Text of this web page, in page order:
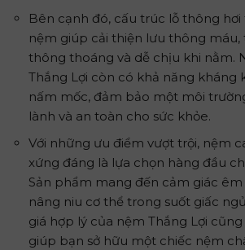
Bên cạnh đó, cấu trúc lỗ thông
nệm giúp cải thiện lưu thông máu,
thông thoáng và dễ chịu khi nằm.
Thắng Lợi còn có khả năng kháng
nấm mốc, đảm bảo một môi
lành và an toàn cho sức khỏe.
Với những ưu điểm vượt trội, nệm
xứng đáng là lựa chọn hàng đầu
Sản phẩm mang đến cảm giác êm
nâng niu cơ thể trong suốt giấc
giá hợp lý của nệm Thắng Lợi
giúp bạn sở hữu một chiếc nệm